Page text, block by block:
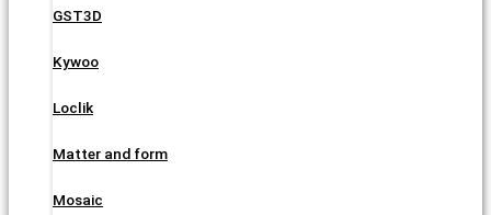
GST3D
Kywoo
Loclik
Matter and form
Mosaic